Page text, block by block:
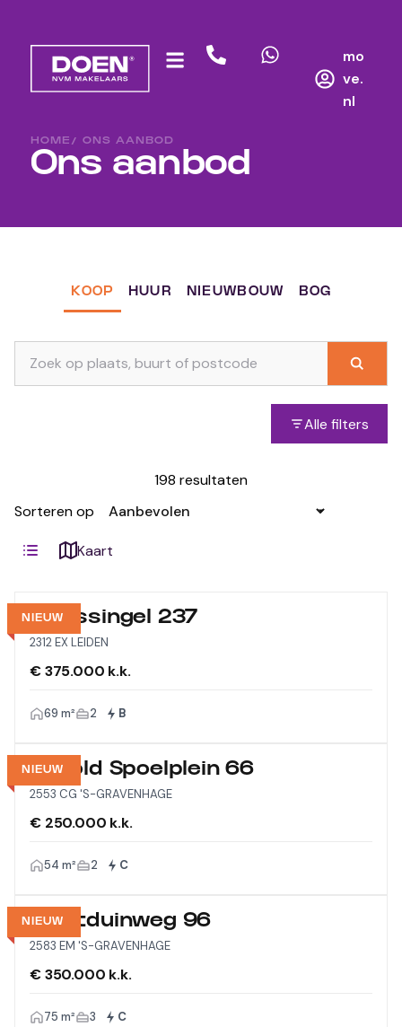
mo
ve.
nl
HOME / ONS AANBOD
Ons aanbod
KOOP HUUR NIEUWBOUW BOG
Alle filters
198 resultaten
Sorteren op
Kaart
NIEUW
Morssingel 237
2312 EX LEIDEN
€ 375.000 k.k.
69 m² 2 B
NIEUW
Arnold Spoelplein 66
2553 CG 'S-GRAVENHAGE
€ 250.000 k.k.
54 m² 2 C
NIEUW
Westduinweg 96
2583 EM 'S-GRAVENHAGE
€ 350.000 k.k.
75 m² 3 C